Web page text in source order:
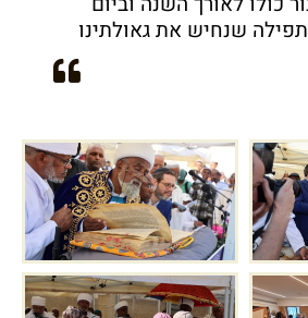
שנחיש את גאולתינו